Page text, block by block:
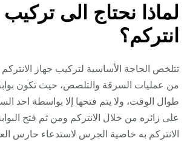
لماذا نحتاج الى
انتركم؟
تتلخص الحاجة الأساسية لتركيب جهاز الانتركم
من عمليات السرقة والتلصص، حيث تكون
طوال الوقت، ولا يتم فتحها إلا بواسطة احد
على زائره من خلال الانتركم ومن ثم فتح
الانتركم به خاصية الجرس لاستدعاء حارس